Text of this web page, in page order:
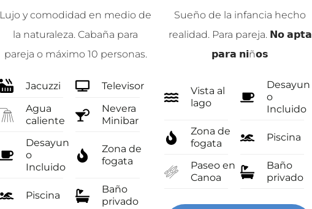
Lujo y comodidad en medio de
la naturaleza. Cabaña para
pareja o máximo 10 personas.
Jacuzzi
Televisor
Agua
caliente
Nevera
Minibar
Desayun
o
Incluido
Zona de
fogata
Piscina
Baño
privado
Sueño de la infancia hecho
realidad. Para pareja. 𝗡𝗼 𝗮𝗽𝘁𝗮
𝗽𝗮𝗿𝗮 𝗻𝗶ñ𝗼𝘀
Vista al
lago
Desayun
o
Incluido
Zona de
fogata
Piscina
Paseo en
Canoa
Baño
privado